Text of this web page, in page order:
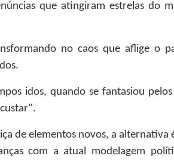
que atingiram estrelas do
no caos que aflige o
idos, quando se fantasiou
de elementos novos, a alternativa
com a atual modelagem